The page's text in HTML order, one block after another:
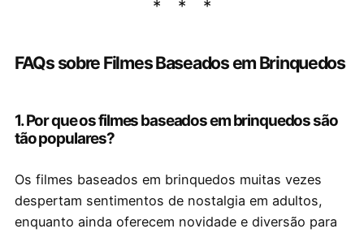
FAQs sobre Filmes Baseados em Brinquedos
1. Por que os filmes baseados em brinquedos são
tão populares?
Os filmes baseados em brinquedos muitas vezes
despertam sentimentos de nostalgia em adultos,
enquanto ainda oferecem novidade e diversão para